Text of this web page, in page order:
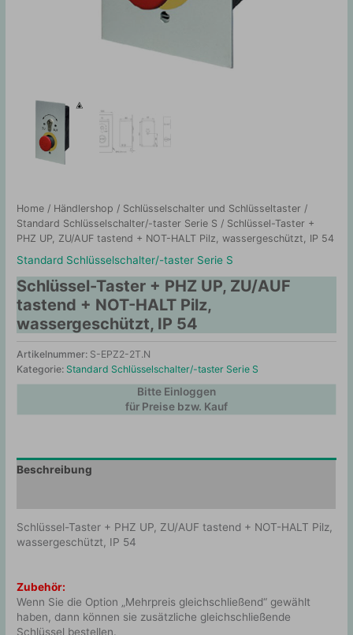
Home / Händlershop / Schlüsselschalter und Schlüsseltaster /
Standard Schlüsselschalter/-taster Serie S / Schlüssel-Taster +
PHZ UP, ZU/AUF tastend + NOT-HALT Pilz, wassergeschützt, IP 54
Standard Schlüsselschalter/-taster Serie S
Schlüssel-Taster + PHZ UP, ZU/AUF
tastend + NOT-HALT Pilz,
wassergeschützt, IP 54
Artikelnummer: S-EPZ2-2T.N
Kategorie: Standard Schlüsselschalter/-taster Serie S
Bitte Einloggen
für Preise bzw. Kauf
Beschreibung
Schlüssel-Taster + PHZ UP, ZU/AUF tastend + NOT-HALT Pilz,
wassergeschützt, IP 54
Zubehör:
Wenn Sie die Option „Mehrpreis gleichschließend“ gewählt
haben, dann können sie zusätzliche gleichschließende
Schlüssel bestellen.